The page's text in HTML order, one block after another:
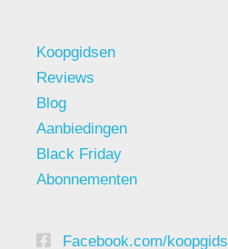
Koopgidsen
Reviews
Blog
Aanbiedingen
Black Friday
Abonnementen
Facebook.com/koopgids